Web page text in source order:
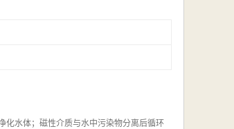
化水体；磁性介质与水中污染物分离后循环